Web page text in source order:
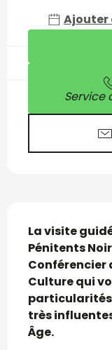
Ajouter
Service
La visite
Pénitents
Conférencier
Culture qui
particularités
très
Âge.